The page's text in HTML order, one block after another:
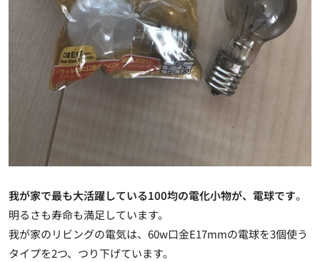
我が家で最も大活躍している100均の電化小物が、電球です。
明るさも寿命も満足しています。
我が家のリビングの電気は、60w口金E17mmの電球を3個使う
タイプを2つ、つり下げています。